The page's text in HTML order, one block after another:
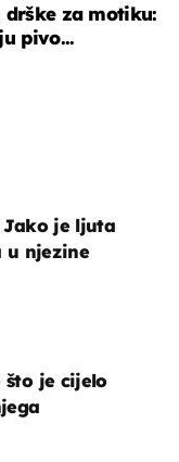
drške za motiku:
pivo...
Jako je ljuta
u njezine
što je cijelo